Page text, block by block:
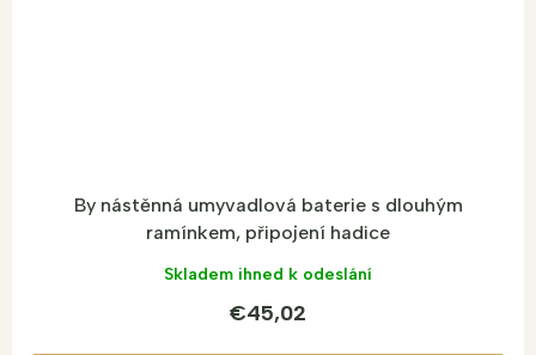
By nástěnná umyvadlová baterie s dlouhým
ramínkem, připojení hadice
Skladem ihned k odeslání
€45,02